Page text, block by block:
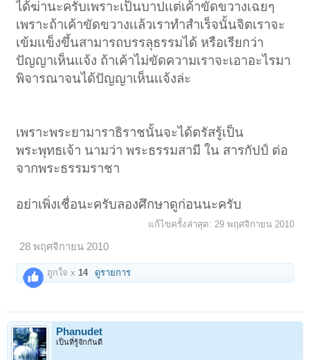
ได้ฆ่านะครับเพราะเป็นบาปเเต่เค้าขัดขวางเฉยๆ
เพราะถ้าเค้าขัดขวางเเล้วเราทำสำเร็จนั้นจิตเราจะ
เข้มเเข็งขึ้นสามารถบรรลุธรรมได้ หรือเรียกว่า
ปัญญาเห็นเเจ้ง ถ้าเค้าไม่ขัดความเราจะเอาอะไรมา
พิจารณาจนได้ปัญญาเห็นเเจ้งล่ะ
เพราะพระยามาราธิราชนั้นจะได้ตรัสรู้เป็น
พระพุทธเจ้า นามว่า พระธรรมสามี ใน สารกัปป์ ต่อ
จากพระธรรมราชา
อย่าเพิ่งเชื่อนะครับลองศึกษาดูก่อนนะครับ
แก้ไขครั้งล่าสุด: 29 พฤศจิกายน 2010
28 พฤศจิกายน 2010
ถูกใจ x 14 ดูรายการ
Phanudet
เป็นที่รู้จักกันดี